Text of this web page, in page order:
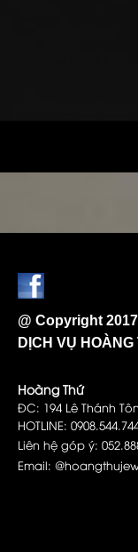
@ Copyright
DỊCH VỤ HOÀNG
Hoàng Thứ
ĐC: 194 Lê Thánh
HOTLINE:
Liên hệ góp ý:
Email: